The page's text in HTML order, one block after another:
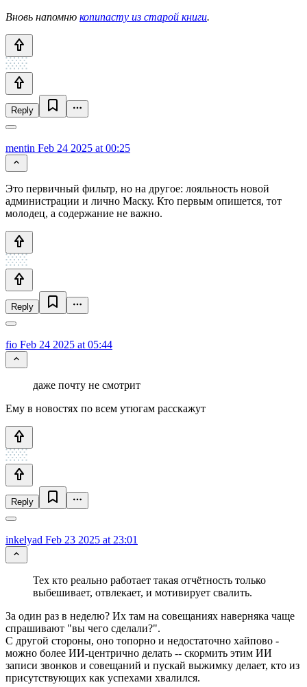
Вновь напомню копипасту из старой книги.
Reply
mentin Feb 24 2025 at 00:25
Это первичный фильтр, но на другое: лояльность новой
администрации и лично Маску. Кто первым опишется, тот
молодец, а содержание не важно.
Reply
fio Feb 24 2025 at 05:44
даже почту не смотрит
Ему в новостях по всем утюгам расскажут
Reply
inkelyad Feb 23 2025 at 23:01
Тех кто реально работает такая отчётность только
выбешивает, отвлекает, и мотивирует свалить.
За один раз в неделю? Их там на совещаниях наверняка чаще
спрашивают "вы чего сделали?".
С другой стороны, оно топорно и недостаточно хайпово -
можно более ИИ-центрично делать -- скормить этим ИИ
записи звонков и совещаний и пускай выжимку делает, кто из
присутствующих как успехами хвалился.